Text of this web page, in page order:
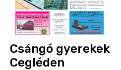
Csángó gyerekek
Cegléden